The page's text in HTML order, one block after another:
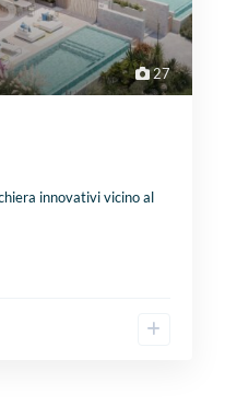
27
innovativi vicino al